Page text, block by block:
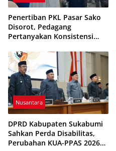
Penertiban PKL Pasar Sako
Disorot, Pedagang
Pertanyakan Konsistensi
Pungutan
Nusantara
DPRD Kabupaten Sukabumi
Sahkan Perda Disabilitas,
Perubahan KUA-PPAS 2026